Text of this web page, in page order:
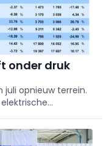
onder druk
juli opnieuw terrein.
BYD, Leapmotor